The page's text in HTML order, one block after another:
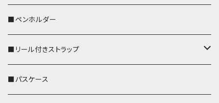
ペンギン
■ペンホルダー
■リール付きストラップ
リールのみ
■パスケース